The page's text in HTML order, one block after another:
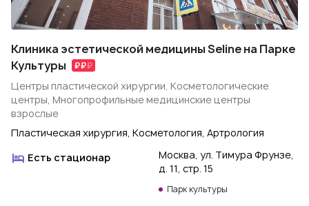
Клиника эстетической медицины Seline на Парке
Культуры
Центры пластической хирургии, Косметологические
центры, Многопрофильные медицинские центры
взрослые
Пластическая хирургия, Косметология, Артрология
Есть стационар
Москва, ул. Тимура Фрунзе,
д. 11, стр. 15
Парк культуры